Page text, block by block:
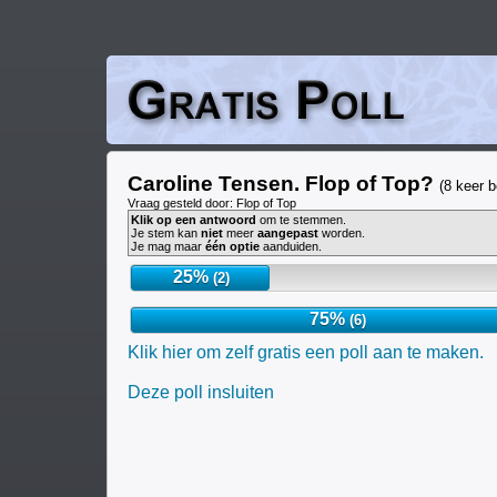
Caroline Tensen. Flop of Top? (8 keer
Vraag gesteld door: Flop of Top
Klik op een antwoord om te stemmen.
Je stem kanniet meeraangepast worden.
Je mag maaréén optie aanduiden.
25%(2)
75%(6)
Klik hier om zelf gratis een poll aan te maken.
Deze poll insluiten